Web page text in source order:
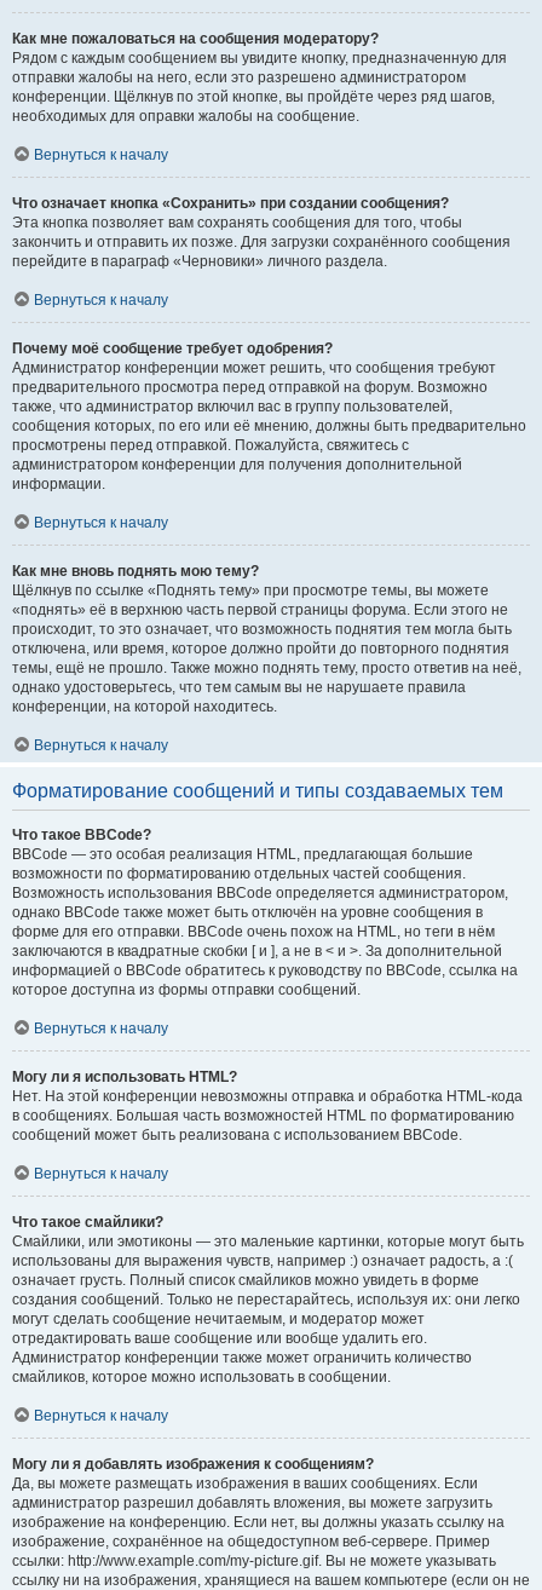
Как мне пожаловаться на сообщения модератору?
Рядом с каждым сообщением вы увидите кнопку, предназначенную для
отправки жалобы на него, если это разрешено администратором
конференции. Щёлкнув по этой кнопке, вы пройдёте через ряд шагов,
необходимых для оправки жалобы на сообщение.
Вернуться к началу
Что означает кнопка «Сохранить» при создании сообщения?
Эта кнопка позволяет вам сохранять сообщения для того, чтобы
закончить и отправить их позже. Для загрузки сохранённого сообщения
перейдите в параграф «Черновики» личного раздела.
Вернуться к началу
Почему моё сообщение требует одобрения?
Администратор конференции может решить, что сообщения требуют
предварительного просмотра перед отправкой на форум. Возможно
также, что администратор включил вас в группу пользователей,
сообщения которых, по его или её мнению, должны быть предварительно
просмотрены перед отправкой. Пожалуйста, свяжитесь с
администратором конференции для получения дополнительной
информации.
Вернуться к началу
Как мне вновь поднять мою тему?
Щёлкнув по ссылке «Поднять тему» при просмотре темы, вы можете
«поднять» её в верхнюю часть первой страницы форума. Если этого не
происходит, то это означает, что возможность поднятия тем могла быть
отключена, или время, которое должно пройти до повторного поднятия
темы, ещё не прошло. Также можно поднять тему, просто ответив на неё,
однако удостоверьтесь, что тем самым вы не нарушаете правила
конференции, на которой находитесь.
Вернуться к началу
Форматирование сообщений и типы создаваемых тем
Что такое BBCode?
BBCode — это особая реализация HTML, предлагающая большие
возможности по форматированию отдельных частей сообщения.
Возможность использования BBCode определяется администратором,
однако BBCode также может быть отключён на уровне сообщения в
форме для его отправки. BBCode очень похож на HTML, но теги в нём
заключаются в квадратные скобки [ и ], а не в < и >. За дополнительной
информацией о BBCode обратитесь к руководству по BBCode, ссылка на
которое доступна из формы отправки сообщений.
Вернуться к началу
Могу ли я использовать HTML?
Нет. На этой конференции невозможны отправка и обработка HTML-кода
в сообщениях. Большая часть возможностей HTML по форматированию
сообщений может быть реализована с использованием BBCode.
Вернуться к началу
Что такое смайлики?
Смайлики, или эмотиконы — это маленькие картинки, которые могут быть
использованы для выражения чувств, например :) означает радость, а :(
означает грусть. Полный список смайликов можно увидеть в форме
создания сообщений. Только не перестарайтесь, используя их: они легко
могут сделать сообщение нечитаемым, и модератор может
отредактировать ваше сообщение или вообще удалить его.
Администратор конференции также может ограничить количество
смайликов, которое можно использовать в сообщении.
Вернуться к началу
Могу ли я добавлять изображения к сообщениям?
Да, вы можете размещать изображения в ваших сообщениях. Если
администратор разрешил добавлять вложения, вы можете загрузить
изображение на конференцию. Если нет, вы должны указать ссылку на
изображение, сохранённое на общедоступном веб-сервере. Пример
ссылки: http://www.example.com/my-picture.gif. Вы не можете указывать
ссылку ни на изображения, хранящиеся на вашем компьютере (если он не